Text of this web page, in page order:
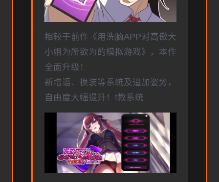
相较于前作《用洗脑APP对高傲大
小姐为所欲为的模拟游戏》，本作
全面升级！
新增语、换装等系统及追加姿势，
自由度大幅提升！t教系统